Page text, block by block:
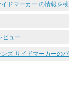
ドマーカー の情報を
ビュー
ズ サイドマーカーの